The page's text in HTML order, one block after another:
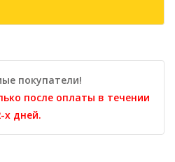
покупатели!
после оплаты в течении
х дней.